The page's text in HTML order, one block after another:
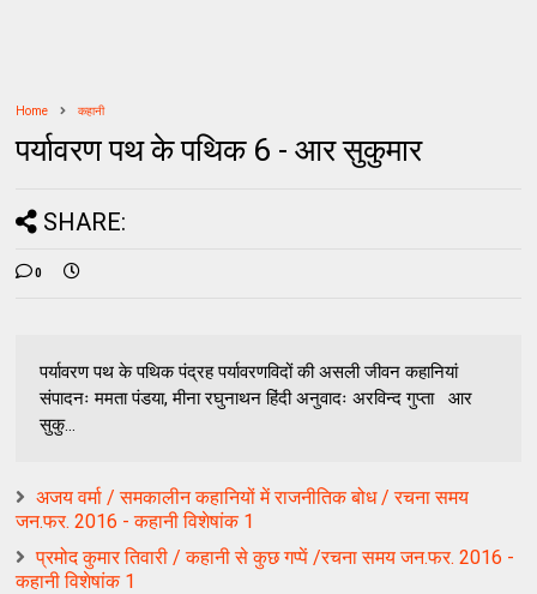
Home कहानी
पर्यावरण पथ के पथिक 6 - आर सुकुमार
SHARE:
0
पर्यावरण पथ के पथिक पंद्रह पर्यावरणविदों की असली जीवन कहानियां
संपादनः ममता पंडया, मीना रघुनाथन हिंदी अनुवादः अरविन्द गुप्ता आर
सुकु...
अजय वर्मा / समकालीन कहानियों में राजनीतिक बोध / रचना समय
जन.फर. 2016 - कहानी विशेषांक 1
प्रमोद कुमार तिवारी / कहानी से कुछ गप्पें /रचना समय जन.फर. 2016 -
कहानी विशेषांक 1